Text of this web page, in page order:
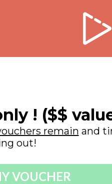
! ($$
remain and
out!
VOUCHER